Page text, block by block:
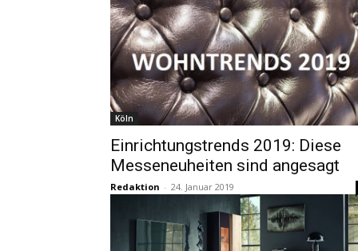
Köln
Einrichtungstrends 2019: Diese
Messeneuheiten sind angesagt
Redaktion - 24. Januar 2019